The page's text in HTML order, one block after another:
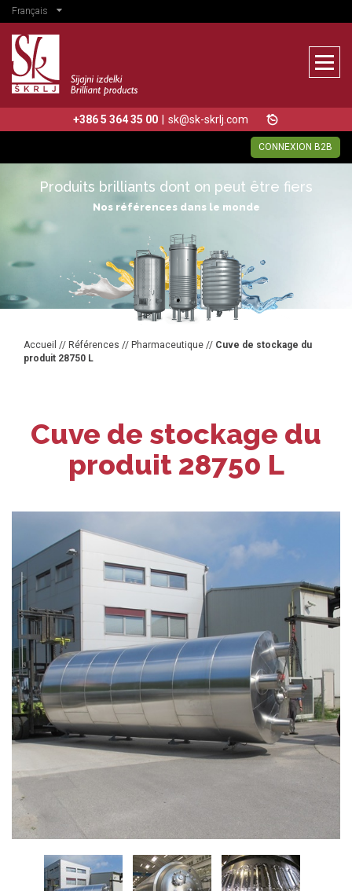
Français
+386 5 364 35 00 | sk@sk-skrlj.com
CONNEXION B2B
Produits brilliants dont on peut être fiers
Nos références dans le monde
Accueil // Références // Pharmaceutique // Cuve de stockage du
produit 28750 L
Cuve de stockage du
produit 28750 L